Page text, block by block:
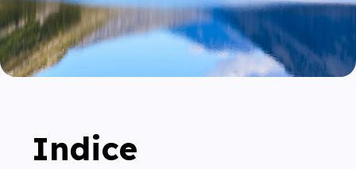
Indice